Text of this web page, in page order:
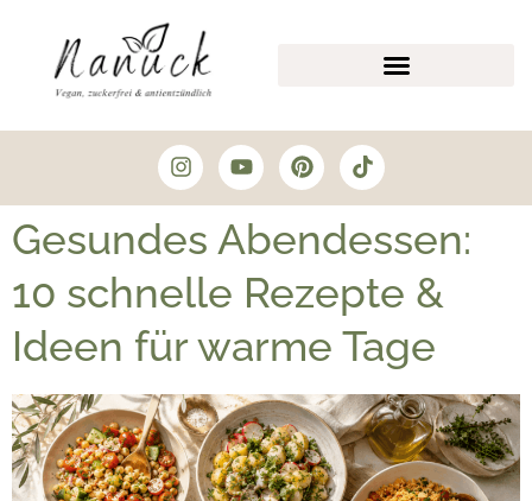
Gesundes Abendessen:
10 schnelle Rezepte &
Ideen für warme Tage